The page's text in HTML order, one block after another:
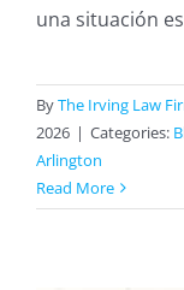
una situación
ByThe Irving Law
2026 | Categories:
Arlington
Read More